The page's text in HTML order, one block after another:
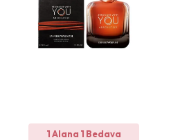
1 Alana 1 Bedava